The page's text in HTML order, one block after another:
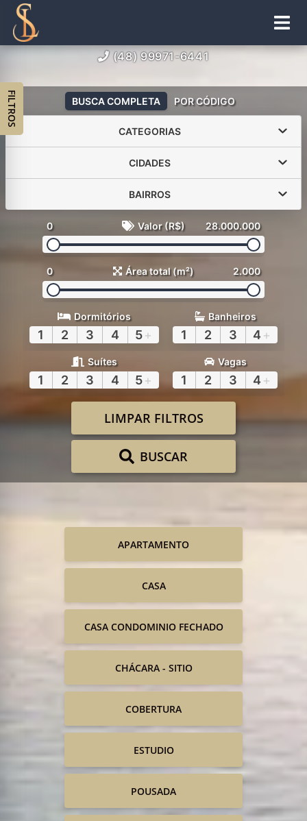
(48) 99971-6441
BUSCA COMPLETA POR CÓDIGO
CATEGORIAS
CIDADES
BAIRROS
0 Valor (R$) 28.000.000
0 Área total (m²) 2.000
Dormitórios
1 2 3 4 5+
Banheiros
1 2 3 4 +
Suítes
1 2 3 4 5+
Vagas
1 2 3 4 +
LIMPAR FILTROS
BUSCAR
APARTAMENTO
CASA
CASA CONDOMINIO FECHADO
CHÁCARA - SITIO
COBERTURA
ESTUDIO
POUSADA
FILTROS